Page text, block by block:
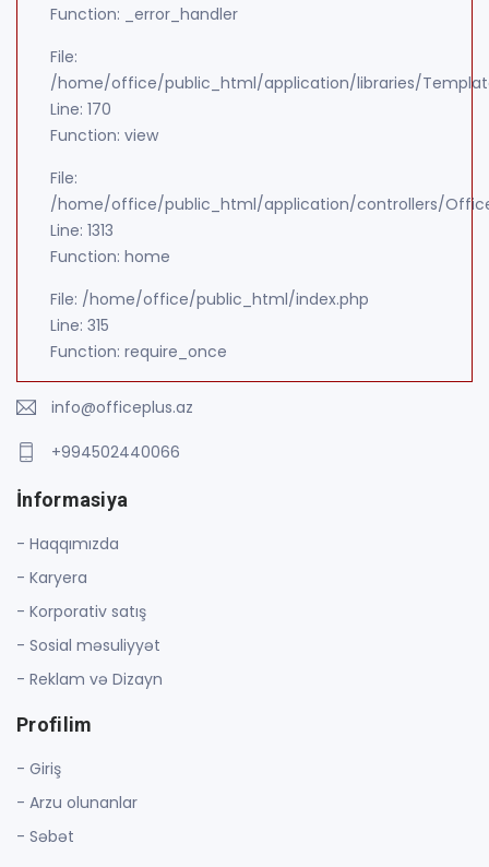
Function: _error_handler
File:
/home/office/public_html/application/libraries/
Line: 170
Function: view
File:
/home/office/public_html/application/controllers/
Line: 1313
Function: home
File: /home/office/public_html/index.php
Line: 315
Function: require_once
info@officeplus.az
+994502440066
İnformasiya
- Haqqımızda
- Karyera
- Korporativ satış
- Sosial məsuliyyət
- Reklam və Dizayn
Profilim
- Giriş
- Arzu olunanlar
- Səbət